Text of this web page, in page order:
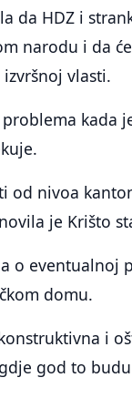
da HDZ i
narodu i da
vlasti.
kada
od nivoa
je Krišto
o eventualnoj
domu.
i
god to